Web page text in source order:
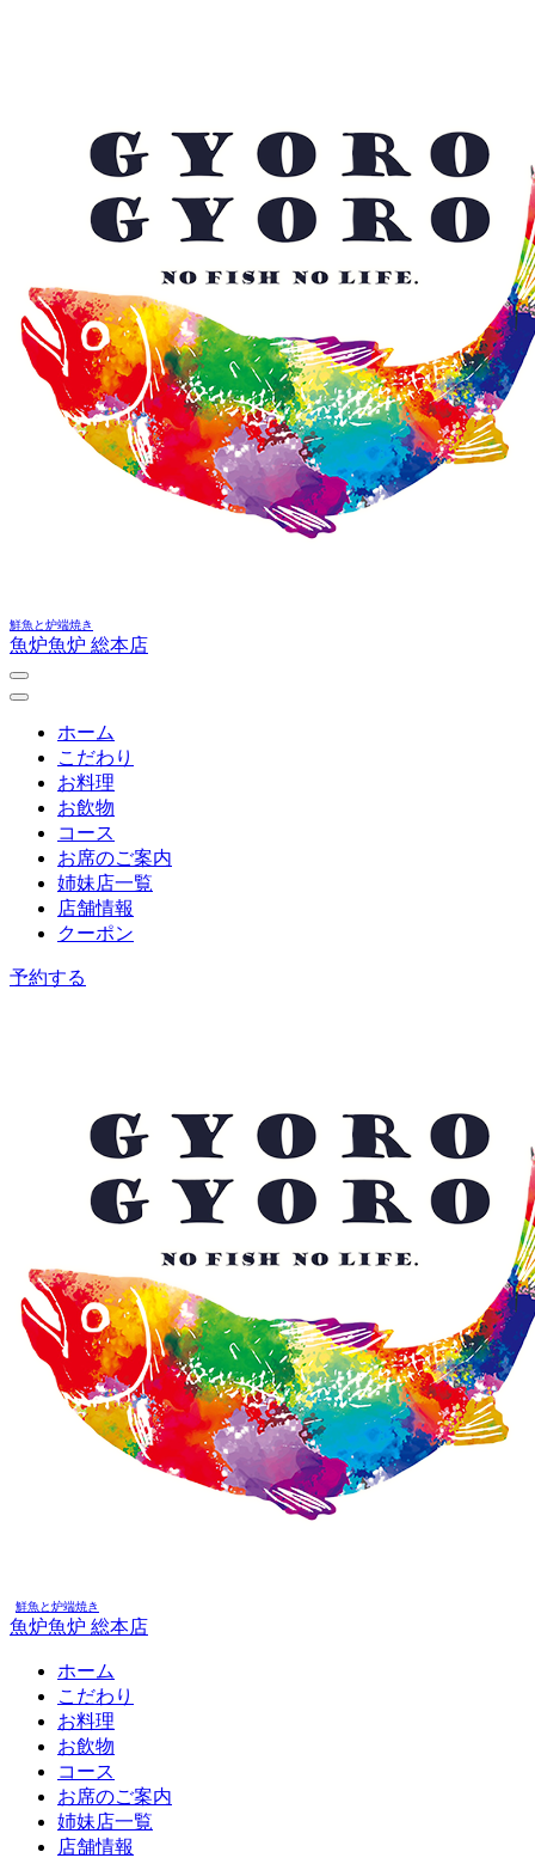
鮮魚と炉端焼き
魚炉魚炉 総本店
ホーム
こだわり
お料理
お飲物
コース
お席のご案内
姉妹店一覧
店舗情報
クーポン
予約する
鮮魚と炉端焼き
魚炉魚炉 総本店
ホーム
こだわり
お料理
お飲物
コース
お席のご案内
姉妹店一覧
店舗情報